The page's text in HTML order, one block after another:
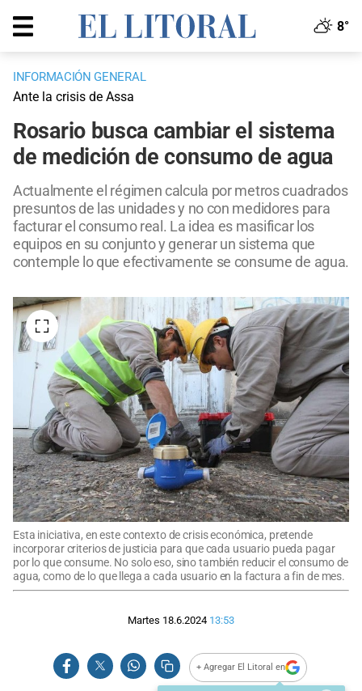
8°
INFORMACIÓN GENERAL
Ante la crisis de Assa
Rosario busca cambiar el sistema
de medición de consumo de agua
Actualmente el régimen calcula por metros cuadrados
presuntos de las unidades y no con medidores para
facturar el consumo real. La idea es masificar los
equipos en su conjunto y generar un sistema que
contemple lo que efectivamente se consume de agua.
Esta iniciativa, en este contexto de crisis económica, pretende
incorporar criterios de justicia para que cada usuario pueda pagar
por lo que consume. No solo eso, sino también reducir el consumo de
agua, como de lo que llega a cada usuario en la factura a fin de mes.
Martes 18.6.2024 13:53
+ Agregar El Litoral en